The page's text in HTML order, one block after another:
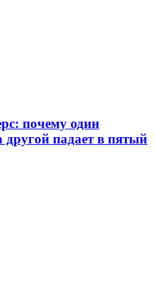
почему один
другой падает в пятый